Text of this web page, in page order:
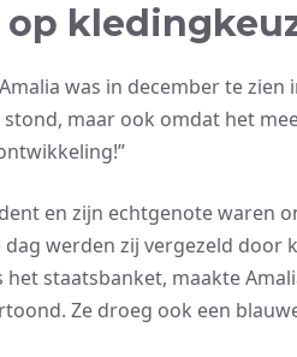
was in december te
maar ook omdat het
en zijn echtgenote waren
dag werden zij vergezeld door
het staatsbanket, maakte
Ze droeg ook een